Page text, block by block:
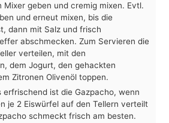
Mixer geben und cremig mixen. Evtl.
und erneut mixen, bis die
dann mit Salz und frisch
abschmecken. Zum Servieren die
verteilen, mit den
dem Jogurt, den gehackten
Zitronen Olivenöl toppen.
erfrischend ist die Gazpacho, wenn
je 2 Eiswürfel auf den Tellern verteilt
schmeckt frisch am besten.